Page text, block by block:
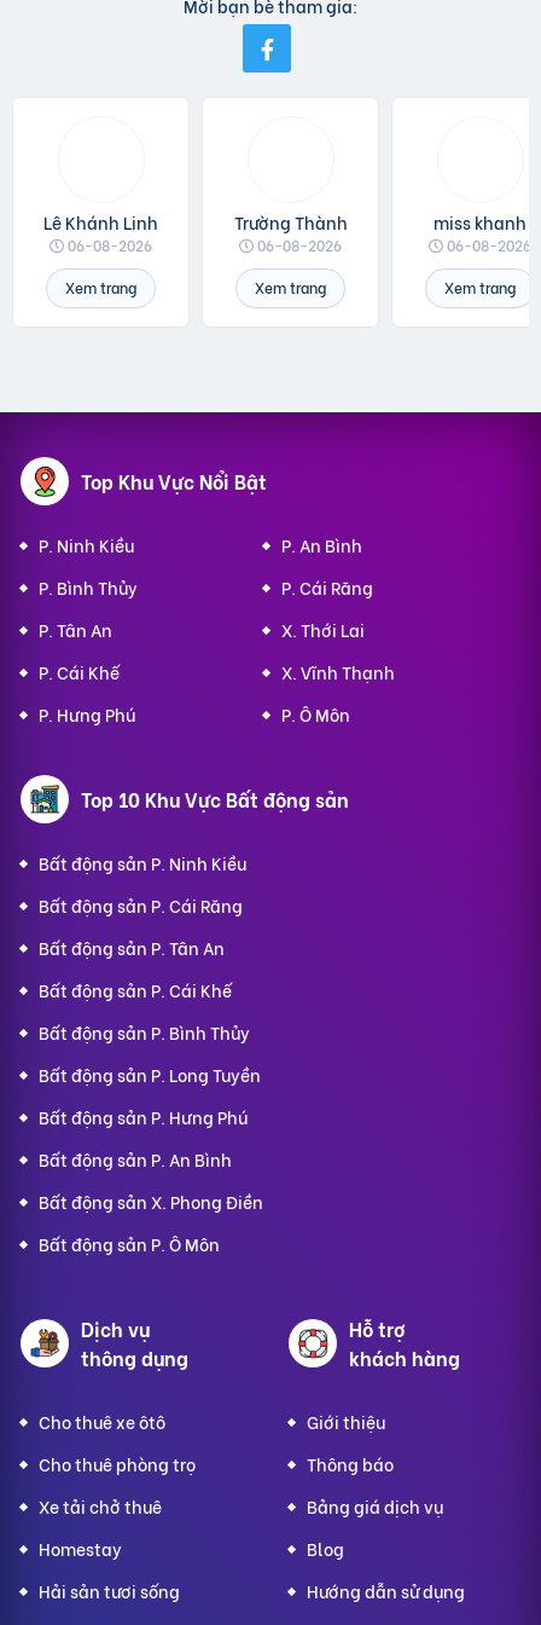
Mời bạn bè tham gia:
Lê Khánh Linh
06-08-2026
Xem trang
Trường Thành
06-08-2026
Xem trang
miss khanh
06-08-2026
Xem trang
Top Khu Vực Nổi Bật
P. Ninh Kiều
P. An Bình
P. Bình Thủy
P. Cái Răng
P. Tân An
X. Thới Lai
P. Cái Khế
X. Vĩnh Thạnh
P. Hưng Phú
P. Ô Môn
Top 10 Khu Vực Bất động sản
Bất động sản P. Ninh Kiều
Bất động sản P. Cái Răng
Bất động sản P. Tân An
Bất động sản P. Cái Khế
Bất động sản P. Bình Thủy
Bất động sản P. Long Tuyền
Bất động sản P. Hưng Phú
Bất động sản P. An Bình
Bất động sản X. Phong Điền
Bất động sản P. Ô Môn
Dịch vụ
thông dụng
Cho thuê xe ôtô
Cho thuê phòng trọ
Xe tải chở thuê
Homestay
Hải sản tươi sống
Hỗ trợ
khách hàng
Giới thiệu
Thông báo
Bảng giá dịch vụ
Blog
Hướng dẫn sử dụng